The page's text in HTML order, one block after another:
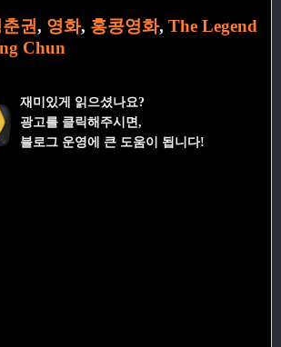
권, 영화, 홍콩영화, The Legend
Chun
재미있게 읽으셨나요?
광고를 클릭해주시면,
블로그 운영에 큰 도움이 됩니다!